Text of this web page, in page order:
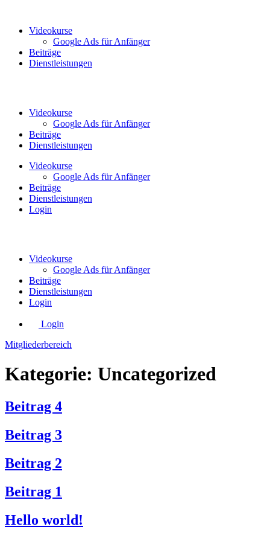
wechselnVideokurse
Google Ads für Anfänger
Beiträge
Dienstleistungen
Videokurse
Google Ads für Anfänger
Beiträge
Dienstleistungen
Videokurse
Google Ads für Anfänger
Beiträge
Dienstleistungen
Login
Videokurse
Google Ads für Anfänger
Beiträge
Dienstleistungen
Login
Login
Mitgliederbereich
Kategorie: Uncategorized
Beitrag 4
Beitrag 3
Beitrag 2
Beitrag 1
Hello world!